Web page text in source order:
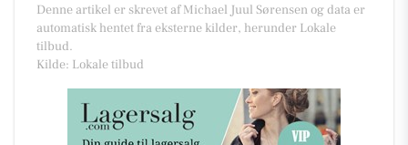
Denne artikel er skrevet af Michael Juul Sørensen og data er
automatisk hentet fra eksterne kilder, herunder Lokale
tilbud.
Kilde: Lokale tilbud